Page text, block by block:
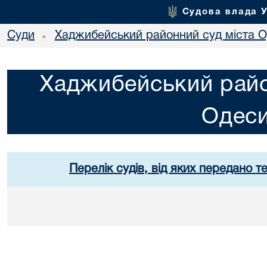
Судова влада
Суди • Хаджибейський районний суд міста
Хаджибейський
Перелік судів, від яких передано